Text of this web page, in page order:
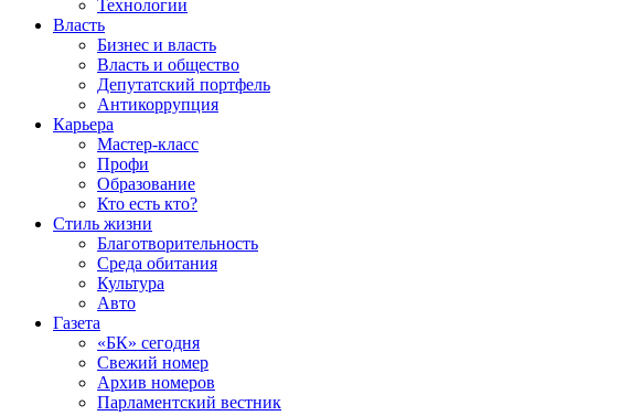
Технологии
Власть
Бизнес и власть
Власть и общество
Депутатский портфель
Антикоррупция
Карьера
Мастер-класс
Профи
Образование
Кто есть кто?
Стиль жизни
Благотворительность
Среда обитания
Культура
Авто
Газета
«БК» сегодня
Свежий номер
Архив номеров
Парламентский вестник